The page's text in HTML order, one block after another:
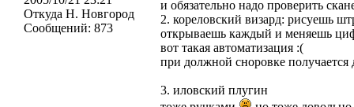
Откуда Н. Новгород
Сообщений: 873
и обязательно надо проверить
2. кореловский визард: рисуешь
открываешь каждый и меняешь
вот такая автоматизация :(
при должной сноровке получается
3. иловский плугин